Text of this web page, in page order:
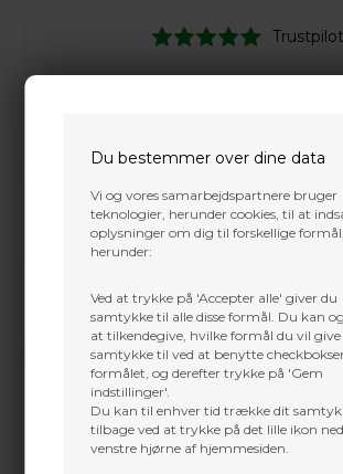
Du bestemmer over dine data
Vi og vores samarbejdspartnere bruger
teknologier, herunder cookies, til at
oplysninger om dig til forskellige formål,
herunder:
Ved at trykke på 'Accepter alle' giver du
samtykke til alle disse formål. Du kan
at tilkendegive, hvilke formål du vil give
samtykke til ved at benytte
formålet, og derefter trykke på 'Gem
indstillinger'.
Du kan til enhver tid trække dit
tilbage ved at trykke på det lille ikon
venstre hjørne af hjemmesiden.
Trustpilot